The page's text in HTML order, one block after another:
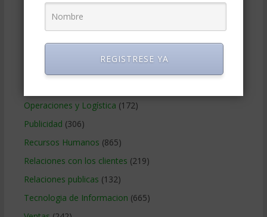
Marketing(988)
Marketing Digital(247)
Operaciones y Logística (172)
Publicidad (306)
Recursos Humanos (865)
Relaciones con los clientes (219)
Relaciones publicas (132)
Tecnologia de Informacion (665)
REGISTRESE YA